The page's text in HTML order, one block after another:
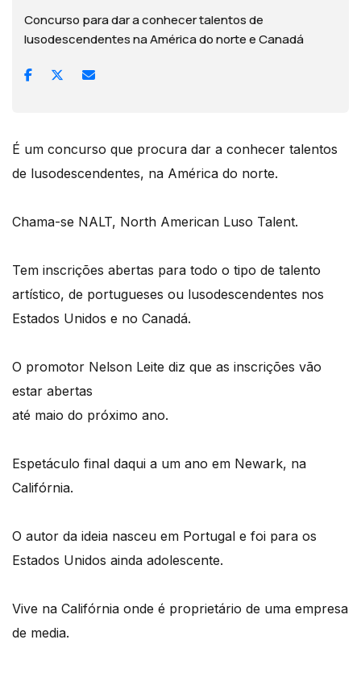
Concurso para dar a conhecer talentos de
lusodescendentes na América do norte e Canadá
É um concurso que procura dar a conhecer talentos
de lusodescendentes, na América do norte.
Chama-se NALT, North American Luso Talent.
Tem inscrições abertas para todo o tipo de talento
artístico, de portugueses ou lusodescendentes nos
Estados Unidos e no Canadá.
O promotor Nelson Leite diz que as inscrições vão
estar abertas
até maio do próximo ano.
Espetáculo final daqui a um ano em Newark, na
Califórnia.
O autor da ideia nasceu em Portugal e foi para os
Estados Unidos ainda adolescente.
Vive na Califórnia onde é proprietário de uma empresa
de media.